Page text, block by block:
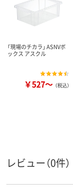
「現場のチカラ」 ASNVボ
ックス アスクル
￥527～ （税込）
レビュー（0件）